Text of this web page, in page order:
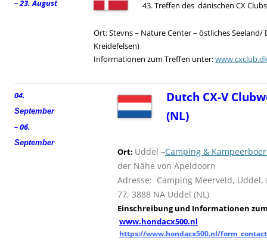
– 23. August
43. Treffen des dänischen CX Clubs
Ort: Stevns – Nature Center – östliches Seeland/
Kreidefelsen)
Informationen zum Treffen unter:
04.
September
– 06.
September
Dutch CX-V
(NL)
Ort: Uddel –Camping &
der Nähe von Apeldoorn
Adresse: Camping Meerveld, Uddel,
77, 3888 NA Uddel (NL)
Einschreibung und Informationen
www.hondacx500.nl
https://www.hondacx500.nl/